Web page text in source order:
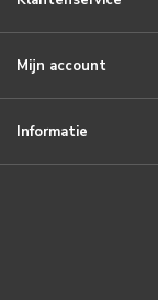
Mijn account
Informatie